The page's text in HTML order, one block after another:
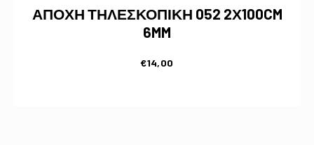
ΑΠΟΧΗ ΤΗΛΕΣΚΟΠΙΚΗ 052 2Χ100CM
6MM
€14,00